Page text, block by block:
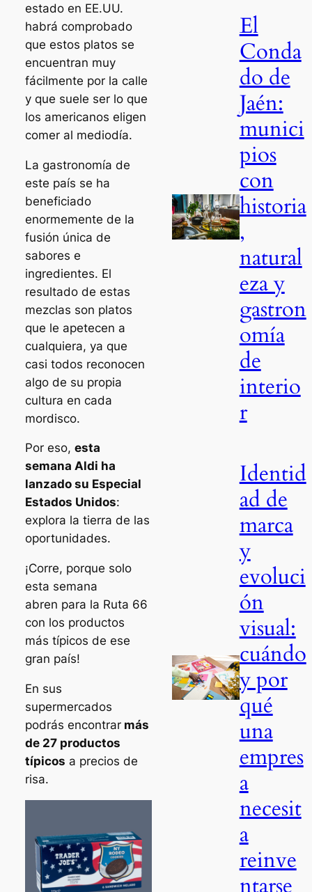
estado en EE.UU.
habrá comprobado
que estos platos se
encuentran muy
fácilmente por la calle
y que suele ser lo que
los americanos eligen
comer al mediodía.
La gastronomía de
este país se ha
beneficiado
enormemente de la
fusión única de
sabores e
ingredientes. El
resultado de estas
mezclas son platos
que le apetecen a
cualquiera, ya que
casi todos reconocen
algo de su propia
cultura en cada
mordisco.
Por eso, esta
semana Aldi ha
lanzado su Especial
Estados Unidos:
explora la tierra de las
oportunidades.
¡Corre, porque solo
esta semana
abren para la Ruta 66
con los productos
más típicos de ese
gran país!
En sus
supermercados
podrás encontrarmás
de 27 productos
típicos a precios de
risa.
El
Conda
do de
Jaén:
munici
pios
con
historia
,
natural
eza y
gastron
omía
de
interio
r
Identid
ad de
marca
y
evoluci
ón
visual:
cuándo
y por
qué
una
empres
a
necesit
a
reinve
ntarse